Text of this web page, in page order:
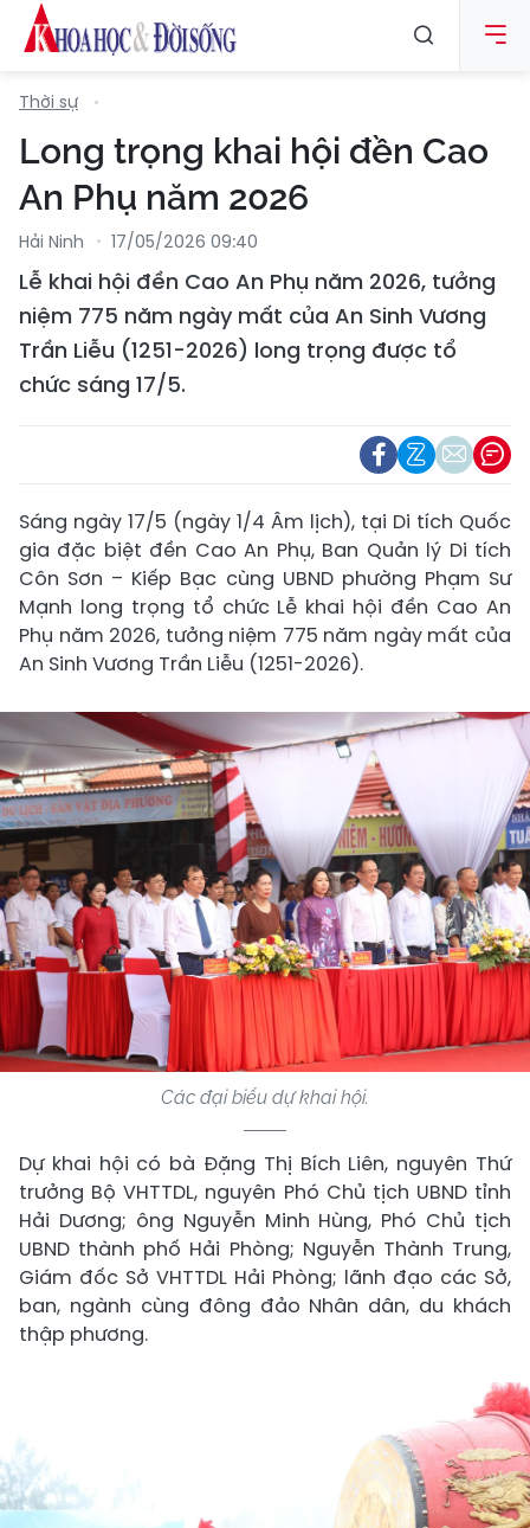
Thời sự
Long trọng khai hội đền Cao
An Phụ năm 2026
Hải Ninh 17/05/2026 09:40
Lễ khai hội đền Cao An Phụ năm 2026, tưởng
niệm 775 năm ngày mất của An Sinh Vương
Trần Liễu (1251-2026) long trọng được tổ
chức sáng 17/5.
Sáng ngày 17/5 (ngày 1/4 Âm lịch), tại Di tích Quốc
gia đặc biệt đền Cao An Phụ, Ban Quản lý Di tích
Côn Sơn – Kiếp Bạc cùng UBND phường Phạm Sư
Mạnh long trọng tổ chức Lễ khai hội đền Cao An
Phụ năm 2026, tưởng niệm 775 năm ngày mất của
An Sinh Vương Trần Liễu (1251-2026).
Các đại biểu dự khai hội.
Dự khai hội có bà Đặng Thị Bích Liên, nguyên Thứ
trưởng Bộ VHTTDL, nguyên Phó Chủ tịch UBND tỉnh
Hải Dương; ông Nguyễn Minh Hùng, Phó Chủ tịch
UBND thành phố Hải Phòng; Nguyễn Thành Trung,
Giám đốc Sở VHTTDL Hải Phòng; lãnh đạo các Sở,
ban, ngành cùng đông đảo Nhân dân, du khách
thập phương.